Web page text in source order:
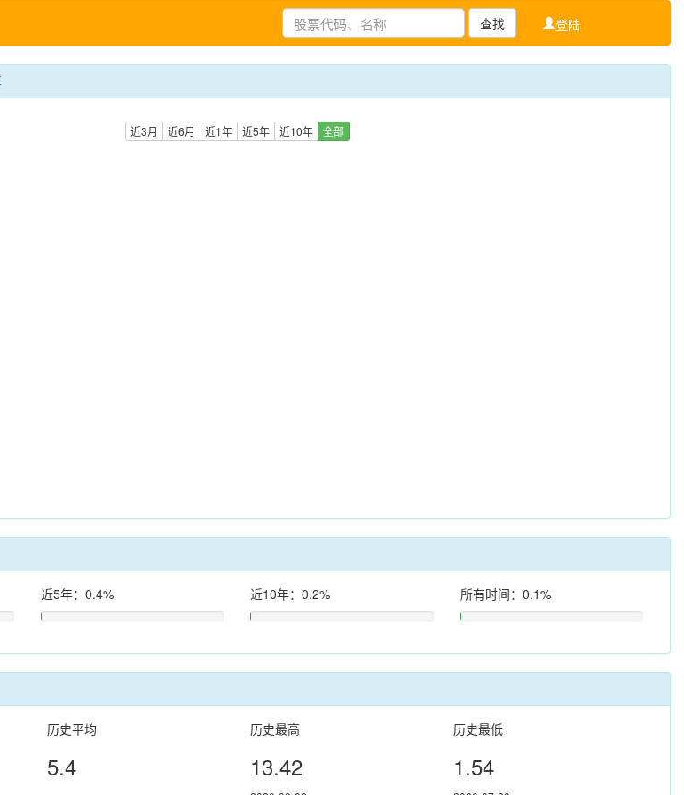
登陆
查找
近3月 近6月 近1年 近5年 近10年 全部
近5年：0.4% 近10年：0.2% 所有时间：0.1%
历史平均
5.4
历史最高
13.42
历史最低
1.54